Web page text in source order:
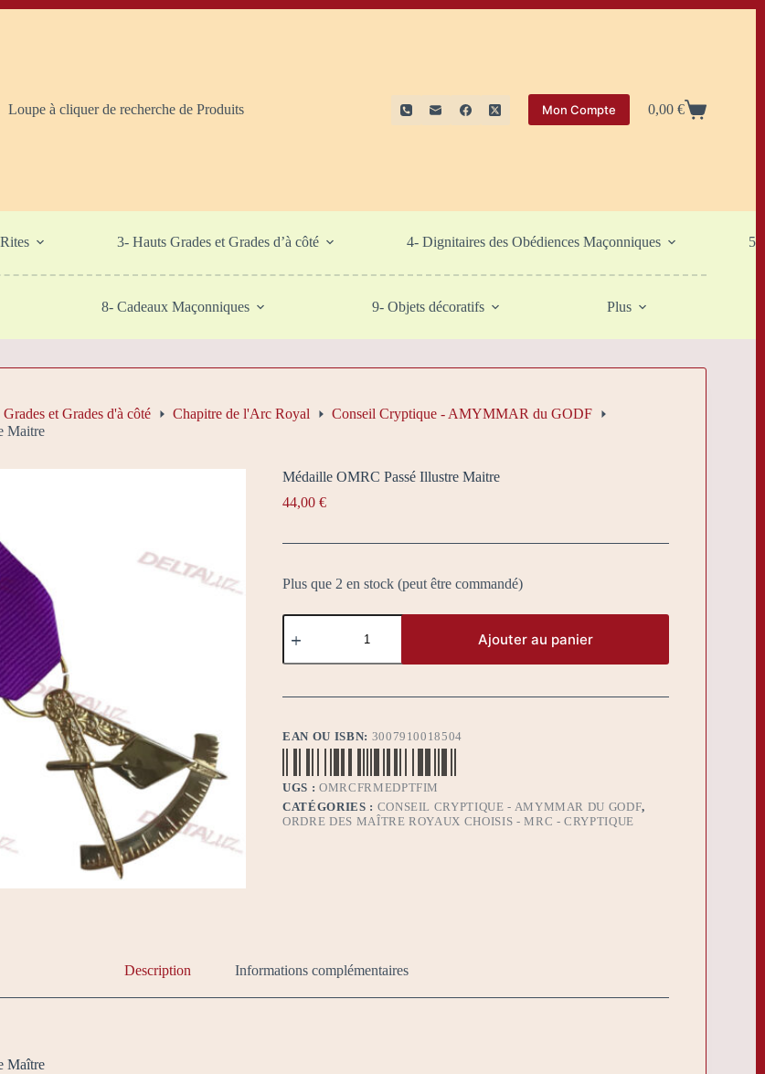
Loupe à cliquer de recherche de Produits Mon Compte
Panier
0,00€
3- Hauts Grades et Grades d’à côté 4- Dignitaires des Obédiences Maçonniques 5-
8- Cadeaux Maçonniques 9- Objets décoratifs Plus
et Grades d'à côté Chapitre de l'Arc Royal
Conseil Cryptique - AMYMMAR du GODF
Maitre
Médaille OMRC Passé Illustre Maitre
44,00€
Plus que 2 en stock (peut être commandé)
quantité
de
OMRC
Illustre
Ajouter au panier
EAN OU ISBN: 3007910018504
UGS :OMRCFRMEDPTFIM
CATÉGORIES : CONSEIL CRYPTIQUE - AMYMMAR DU GODF,
ORDRE DES MAÎTRE ROYAUX CHOISIS - MRC - CRYPTIQUE
Description Informations complémentaires
Maître